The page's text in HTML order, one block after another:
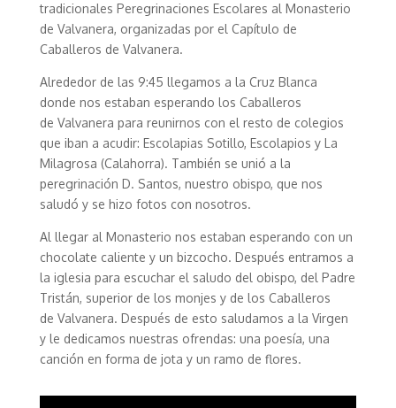
tradicionales Peregrinaciones Escolares al Monasterio
de Valvanera, organizadas por el Capítulo de
Caballeros de Valvanera.
Alrededor de las 9:45 llegamos a la Cruz Blanca
donde nos estaban esperando los Caballeros
de Valvanera para reunirnos con el resto de colegios
que iban a acudir: Escolapias Sotillo, Escolapios y La
Milagrosa (Calahorra). También se unió a la
peregrinación D. Santos, nuestro obispo, que nos
saludó y se hizo fotos con nosotros.
Al llegar al Monasterio nos estaban esperando con un
chocolate caliente y un bizcocho. Después entramos a
la iglesia para escuchar el saludo del obispo, del Padre
Tristán, superior de los monjes y de los Caballeros
de Valvanera. Después de esto saludamos a la Virgen
y le dedicamos nuestras ofrendas: una poesía, una
canción en forma de jota y un ramo de flores.